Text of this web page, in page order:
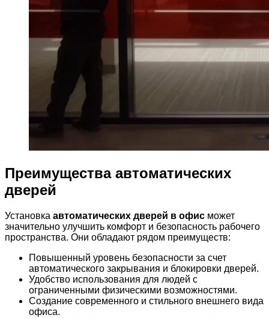
Преимущества автоматических
дверей
Установка автоматических дверей в офис может
значительно улучшить комфорт и безопасность рабочего
пространства. Они обладают рядом преимуществ:
Повышенный уровень безопасности за счет
автоматического закрывания и блокировки дверей.
Удобство использования для людей с
ограниченными физическими возможностями.
Создание современного и стильного внешнего вида
офиса.